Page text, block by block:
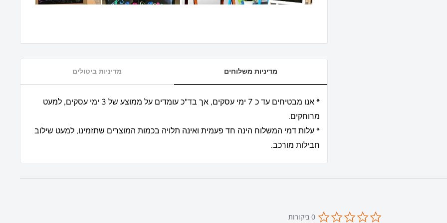
מדיניות משלוחים מדיניות ביטולים
* אנו מבטיחים עד כ 7 ימי עסקים, אך בד"כ עומדים על ממוצע של 3 ימי עסקים, למעט
מרוחקים.
* עלות דמי המשלוח הינה חד פעמית ואינה תלויה בכמות המוצרים שתזמינו, למעט שילוב
חבילות מורכב.
star
0 ביקורות